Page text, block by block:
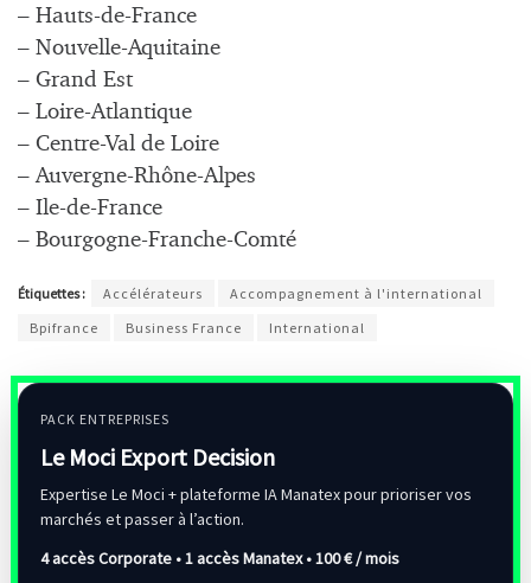
– Hauts-de-France
– Nouvelle-Aquitaine
– Grand Est
– Loire-Atlantique
– Centre-Val de Loire
– Auvergne-Rhône-Alpes
– Ile-de-France
– Bourgogne-Franche-Comté
Étiquettes : Accélérateurs
Accompagnement à l'international
Bpifrance
Business France International
PACK ENTREPRISES
Le Moci Export Decision
Expertise Le Moci + plateforme IA Manatex pour prioriser vos
marchés et passer à l’action.
4 accès Corporate • 1 accès Manatex •100 € / mois